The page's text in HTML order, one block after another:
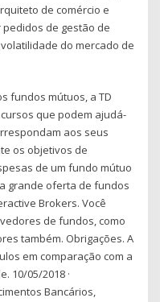
de comércio e
de gestão de
do mercado de
fundos mútuos, a TD
que podem ajudá-
aos seus
os objetivos de
de um fundo mútuo
grande oferta de fundos
Brokers. Você
de fundos, como
também. Obrigações. A
em comparação com a
10/05/2018 ·
Bancários,